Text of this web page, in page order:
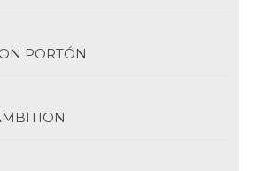
PORTÓN